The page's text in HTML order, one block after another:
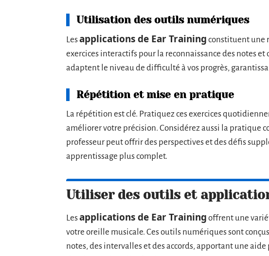
Utilisation des outils numériques
Lesapplications de Ear Training constituent une
exercices interactifs pour la reconnaissance des notes
adaptent le niveau de difficulté à vos progrès,
Répétition et mise en pratique
La répétition est clé. Pratiquez ces exercices
améliorer votre précision. Considérez aussi la pratique
professeur peut offrir des perspectives et des défis
apprentissage plus complet.
Utiliser des outils et
Lesapplications de Ear Training offrent une
votre oreille musicale. Ces outils numériques sont
notes, des intervalles et des accords, apportant une